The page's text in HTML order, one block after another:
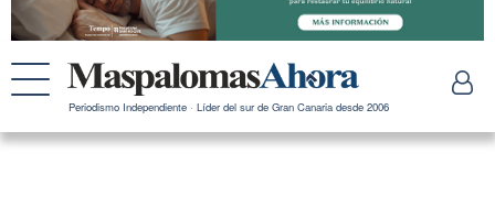
Periodismo Independiente · Líder del sur de Gran Canaria desde 2006